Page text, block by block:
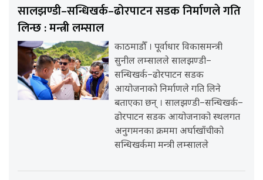
सालझण्डी–सन्धिखर्क–ढोरपाटन सडक निर्माणले गति
लिन्छ : मन्त्री लम्साल
काठमाडौँ । पूर्वाधार विकासमन्त्री
सुनील लम्सालले सालझण्डी–
सन्धिखर्क–ढोरपाटन सडक
आयोजनाको निर्माणले गति लिने
बताएका छन् । सालझण्डी–सन्धिखर्क–
ढोरपाटन सडक आयोजनाको स्थलगत
अनुगमनका क्रममा अर्घाखाँचीको
सन्धिखर्कमा मन्त्री लम्सालले